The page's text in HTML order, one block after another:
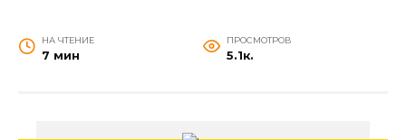
НА ЧТЕНИЕ
7 мин
ПРОСМОТРОВ
5.1к.